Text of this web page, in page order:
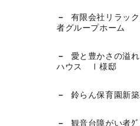
有限会社リラッ
者グループホーム
愛と豊かさの溢
ハウス Ⅰ様邸
鈴らん保育園新
観音台障がい者ｸ